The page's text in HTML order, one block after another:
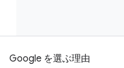
Google を選ぶ理由